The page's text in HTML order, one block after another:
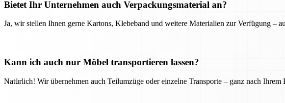
Bietet Ihr Unternehmen auch Verpackungsmaterial an?
Ja, wir stellen Ihnen gerne Kartons, Klebeband und weitere Materialien zur Verfügung –
Kann ich auch nur Möbel transportieren lassen?
Natürlich! Wir übernehmen auch Teilumzüge oder einzelne Transporte – ganz nach Ihrem